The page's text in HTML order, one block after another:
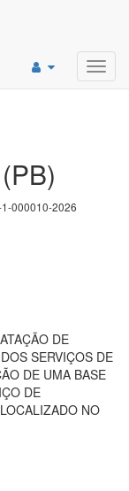
000010-2026
DE
SERVIÇOS DE
DE UMA BASE
DE
NO